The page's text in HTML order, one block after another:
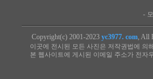
-
Copyright(c) 2001-2023 yc3977. com, All
이곳에 전시된 모든 사진은 저작권법에 의
본 웹사이트에 게시된 이메일 주소가 전자